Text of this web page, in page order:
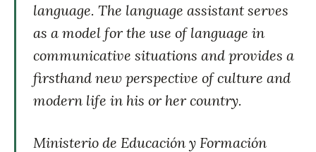
language. The language assistant serves
as a model for the use of language in
communicative situations and provides a
firsthand new perspective of culture and
modern life in his or her country.
Ministerio de Educación y Formación